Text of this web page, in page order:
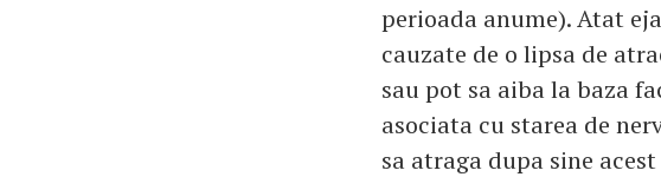
perioada anume). Atat
cauzate de o lipsa de
sau pot sa aiba la baza
asociata cu starea de
sa atraga dupa sine